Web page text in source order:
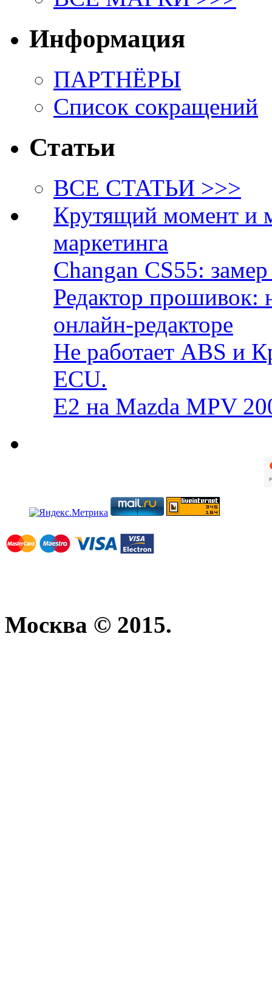
Информация
ПАРТНЁРЫ
Список сокращений
Статьи
ВСЕ СТАТЬИ >>>
Крутящий момент и
маркетинга
Changan CS55:
Редактор прошивок:
онлайн-редакторе
Не работает ABS и
ECU.
E2 на Mazda MPV
Москва © 2015.